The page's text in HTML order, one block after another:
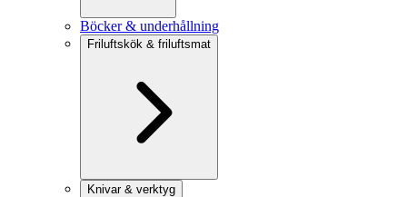
Böcker & underhållning
Friluftskök & friluftsmat
Knivar & verktyg